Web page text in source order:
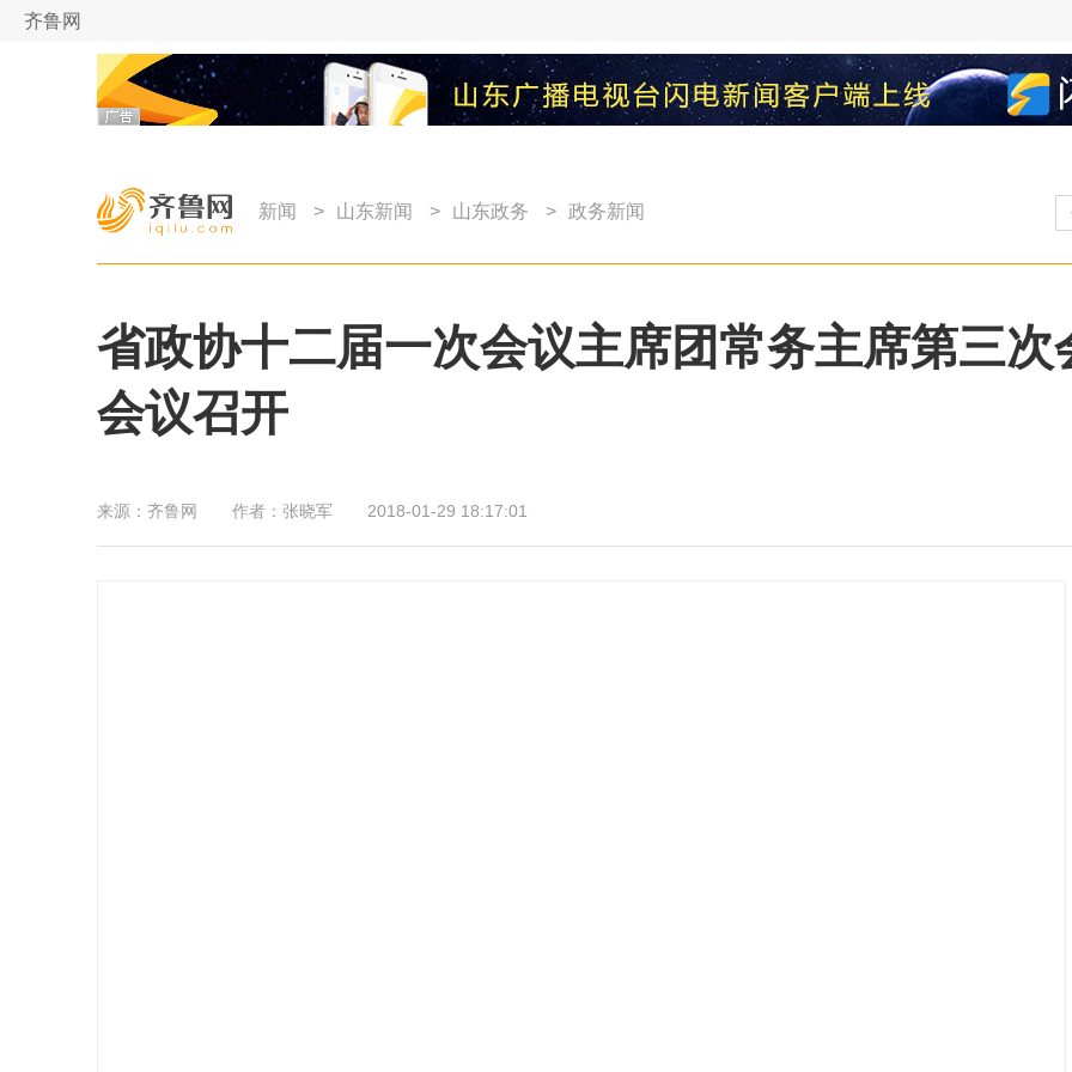
齐鲁网
新闻 > 山东新闻 > 山东政务 > 政务新闻
省政协十二届一次会议主席团常务主席第三
会议召开
来源： 齐鲁网 作者： 张晓军 2018-01-29 18:17:01